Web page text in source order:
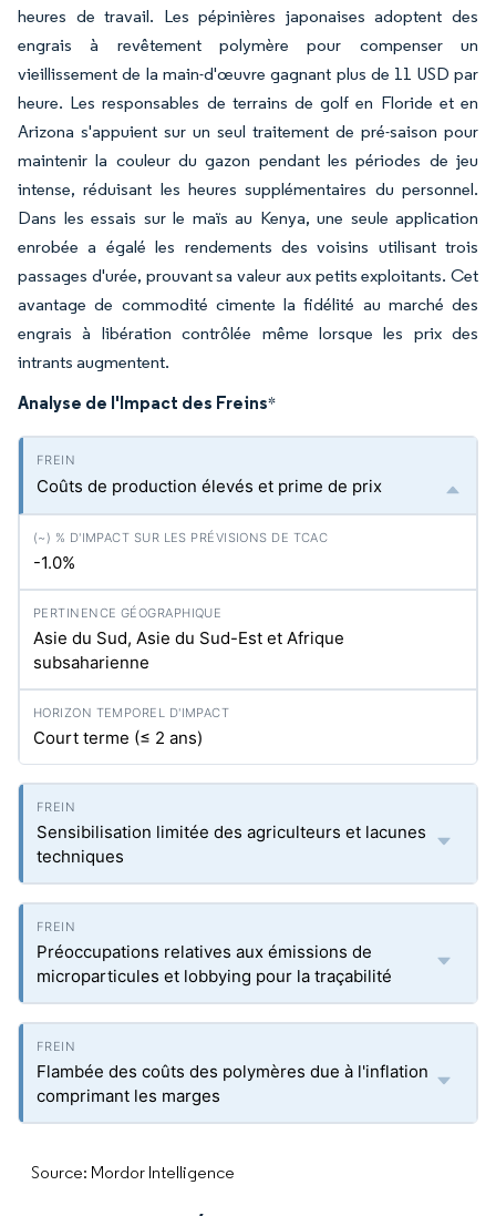
heures de travail. Les pépinières japonaises adoptent des
engrais à revêtement polymère pour compenser un
vieillissement de la main-d'œuvre gagnant plus de 11 USD par
heure. Les responsables de terrains de golf en Floride et en
Arizona s'appuient sur un seul traitement de pré-saison pour
maintenir la couleur du gazon pendant les périodes de jeu
intense, réduisant les heures supplémentaires du personnel.
Dans les essais sur le maïs au Kenya, une seule application
enrobée a égalé les rendements des voisins utilisant trois
passages d'urée, prouvant sa valeur aux petits exploitants. Cet
avantage de commodité cimente la fidélité au marché des
engrais à libération contrôlée même lorsque les prix des
intrants augmentent.
Analyse de l'Impact des Freins*
Coûts de production élevés et prime de prix
-1.0%
Asie du Sud, Asie du Sud-Est et Afrique
subsaharienne
Court terme (≤ 2 ans)
Sensibilisation limitée des agriculteurs et lacunes
techniques
Préoccupations relatives aux émissions de
microparticules et lobbying pour la traçabilité
Flambée des coûts des polymères due à l'inflation
comprimant les marges
Source: Mordor Intelligence